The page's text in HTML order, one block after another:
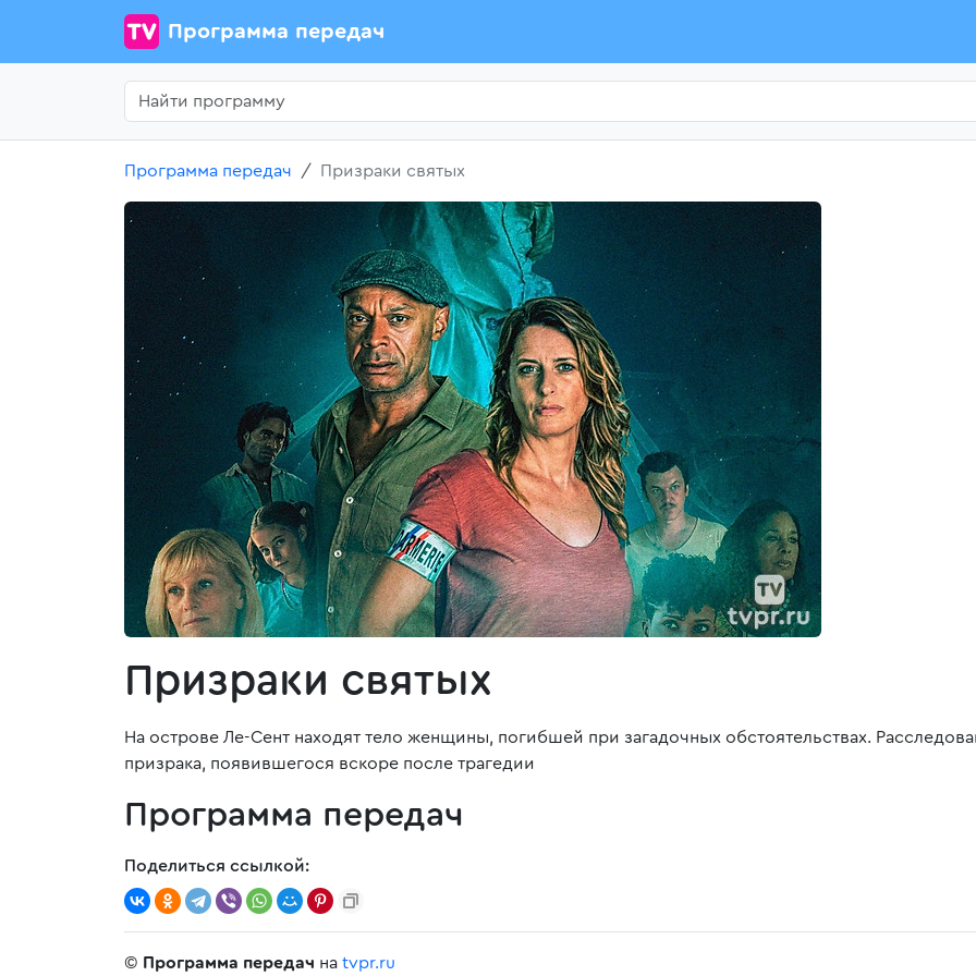
Программа передач
Программа передач Призраки святых
Призраки святых
На острове Ле-Сент находят тело женщины, погибшей при загадочных обстоятельствах.
призрака, появившегося вскоре после трагедии
Программа передач
Поделиться ссылкой:
© Программа передач на tvpr.ru